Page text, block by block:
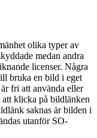
olika typer av
medan andra
licenser. Några
bruka en bild i eget
fri att använda eller
klicka på bildlänken
saknas är bilden i
utanför SO-